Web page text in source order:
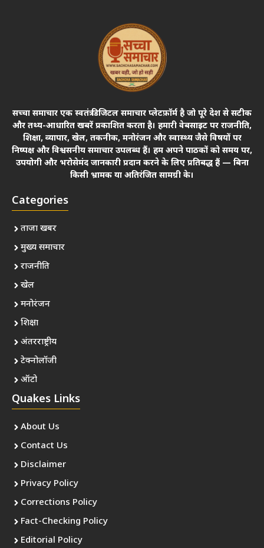
सच्चा समाचार एक स्वतंत्र डिजिटल समाचार प्लेटफ़ॉर्म है जो पूरे देश से सटीक
और तथ्य-आधारित खबरें प्रकाशित करता है। हमारी वेबसाइट पर राजनीति,
शिक्षा, व्यापार, खेल, तकनीक, मनोरंजन और स्वास्थ्य जैसे विषयों पर
निष्पक्ष और विश्वसनीय समाचार उपलब्ध हैं। हम अपने पाठकों को समय पर,
उपयोगी और भरोसेमंद जानकारी प्रदान करने के लिए प्रतिबद्ध हैं — बिना
किसी भ्रामक या अतिरंजित सामग्री के।
Categories
ताजा खबर
मुख्य समाचार
राजनीति
खेल
मनोरंजन
शिक्षा
अंतरराष्ट्रीय
टेक्नोलॉजी
ऑटो
Quakes Links
About Us
Contact Us
Disclaimer
Privacy Policy
Corrections Policy
Fact-Checking Policy
Editorial Policy